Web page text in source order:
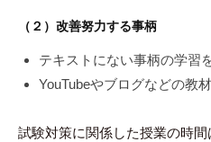
（２）改善努力する事柄
テキストにない事柄の学習
YouTubeやブログなどの教
試験対策に関係した授業の時